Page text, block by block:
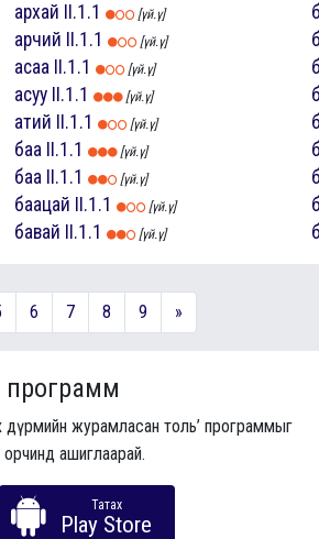
архай II.1.1 [үй.ү]
арчий II.1.1 [үй.ү]
асаа II.1.1 [үй.ү]
асуу II.1.1 [үй.ү]
атий II.1.1 [үй.ү]
баа II.1.1 [үй.ү]
баа II.1.1 [үй.ү]
баацай II.1.1 [үй.ү]
бавай II.1.1 [үй.ү]
6 7 8 9 »
программ
дүрмийн журамласан толь’ программыг
ашиглаарай.
Татах
Play Store